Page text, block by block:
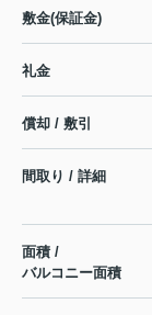
敷金(保証金)
礼金
償却 / 敷引
間取り / 詳細
面積 /
バルコニー面積